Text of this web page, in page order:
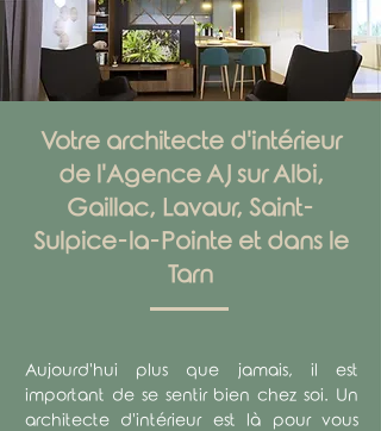
Votre architecte d'intérieur
de l'Agence AJ sur Albi,
Gaillac, Lavaur, Saint-
Sulpice-la-Pointe et dans le
Tarn
Aujourd'hui plus que jamais, il est
important de se sentir bien chez soi. Un
architecte d'intérieur est là pour vous